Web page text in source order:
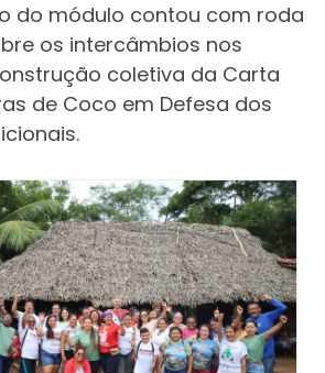
do módulo contou com roda
os intercâmbios nos
coletiva da Carta
de Coco em Defesa dos